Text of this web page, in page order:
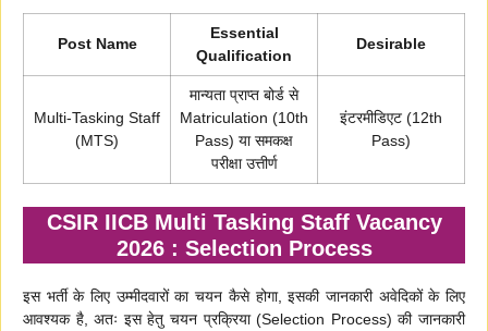
Post Name
Essential
Qualification
Desirable
Multi-Tasking Staff
(MTS)
मान्यता प्राप्त बोर्ड से
Matriculation (10th
Pass) या समकक्ष
परीक्षा उत्तीर्ण
इंटरमीडिएट (12th
Pass)
CSIR IICB Multi Tasking Staff Vacancy
2026 : Selection Process
इस भर्ती के लिए उम्मीदवारों का चयन कैसे होगा, इसकी जानकारी अवेदिकों के लिए
आवश्यक है, अतः इस हेतु चयन प्रक्रिया (Selection Process) की जानकारी